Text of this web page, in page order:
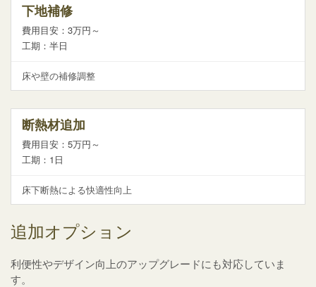
下地補修
費用目安：3万円～
工期：半日
床や壁の補修調整
断熱材追加
費用目安：5万円～
工期：1日
床下断熱による快適性向上
追加オプション
利便性やデザイン向上のアップグレードにも対応していま
す。